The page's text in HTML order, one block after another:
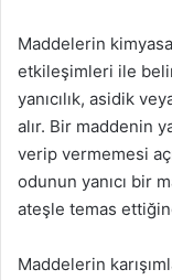
Maddelerin
etkileşimleri ile
yanıcılık, asidik
alır. Bir maddenin
verip vermemesi
odunun yanıcı bir
ateşle temas
Maddelerin